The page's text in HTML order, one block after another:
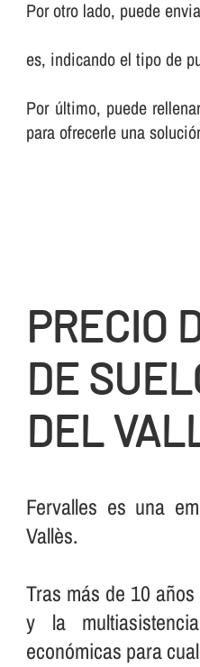
Por otro lado, puede
es, indicando el tipo de
Por último, puede
para ofrecerle una
PRECIO
DE
DEL
Fervalles es una
Vallès.
Tras más de 10
y la
económicas para